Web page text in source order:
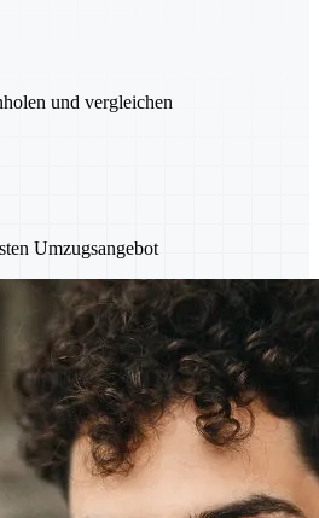
und vergleichen
Umzugsangebot